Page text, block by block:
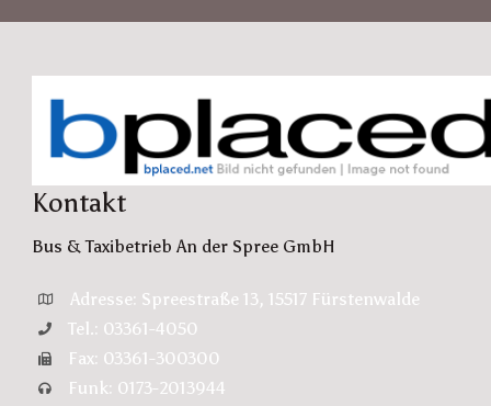
Kontakt
Bus & Taxibetrieb An der Spree GmbH
Adresse: Spreestraße 13, 15517 Fürstenwalde
Tel.: 03361-4050
Fax: 03361-300300
Funk: 0173-2013944